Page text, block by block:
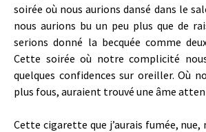
soirée où nous aurions dansé dans le
nous aurions bu un peu plus que de
serions donné la becquée comme
Cette soirée où notre complicité
quelques confidences sur oreiller. Où
plus fous, auraient trouvé une âme
Cette cigarette que j’aurais fumée,